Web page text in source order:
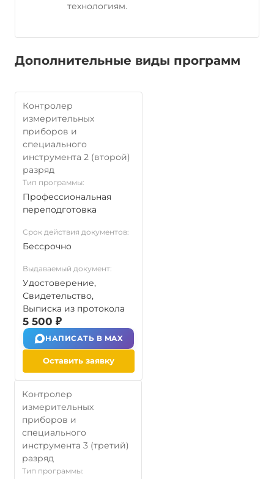
технологиям.
Дополнительные виды программ
Контролер
измерительных
приборов и
специального
инструмента 2 (второй)
разряд
Тип программы:
Профессиональная
переподготовка
Срок действия документов:
Бессрочно
Выдаваемый документ:
Удостоверение,
Свидетельство,
Выписка из протокола
5 500 ₽
НАПИСАТЬ В MAX
Оставить заявку
Контролер
измерительных
приборов и
специального
инструмента 3 (третий)
разряд
Тип программы: